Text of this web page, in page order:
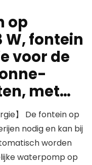
op
W, fontein
voor de
met…
】 De fontein op
nodig en kan bij
worden
waterpomp op